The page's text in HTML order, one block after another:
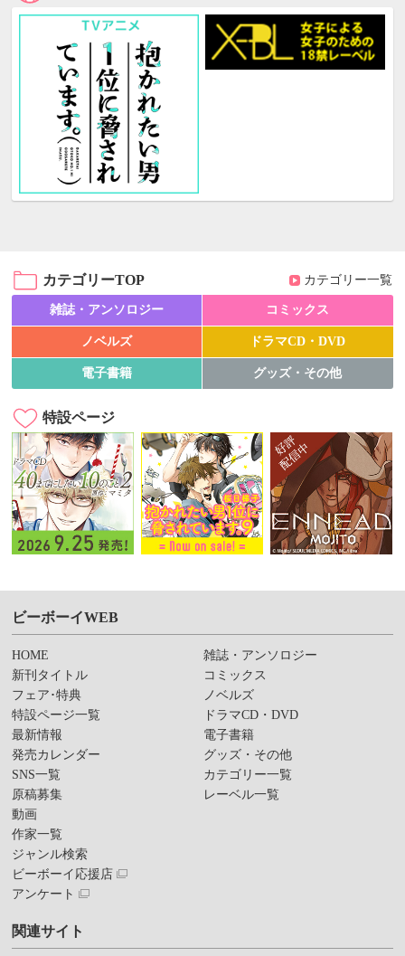
カテゴリーTOP カテゴリー一覧
雑誌・アンソロジー コミックス
ノベルズ ドラマCD・DVD
電子書籍 グッズ・その他
特設ページ
ビーボーイWEB
HOME
新刊タイトル
フェア･特典
特設ページ一覧
最新情報
発売カレンダー
SNS一覧
原稿募集
動画
作家一覧
ジャンル検索
ビーボーイ応援店
アンケート
雑誌・アンソロジー
コミックス
ノベルズ
ドラマCD・DVD
電子書籍
グッズ・その他
カテゴリー一覧
レーベル一覧
関連サイト